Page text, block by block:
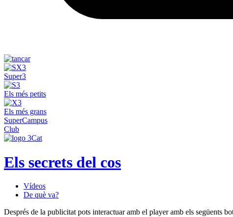
Super3
Els més petits
Els més grans
SuperCampus
Club
Els secrets del cos
Vídeos
De què va?
Després de la publicitat pots interactuar amb el player amb els següents